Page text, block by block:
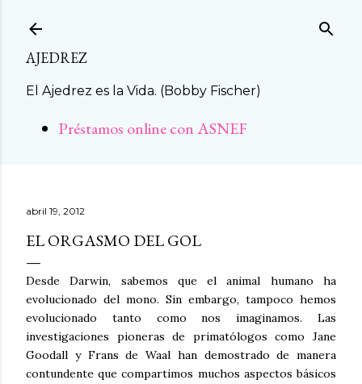
AJEDREZ
El Ajedrez es la Vida. (Bobby Fischer)
Préstamos online con ASNEF
abril 19, 2012
EL ORGASMO DEL GOL
Desde Darwin, sabemos que el animal humano ha
evolucionado del mono. Sin embargo, tampoco hemos
evolucionado tanto como nos imaginamos. Las
investigaciones pioneras de primatólogos como Jane
Goodall y Frans de Waal han demostrado de manera
contundente que compartimos muchos aspectos básicos